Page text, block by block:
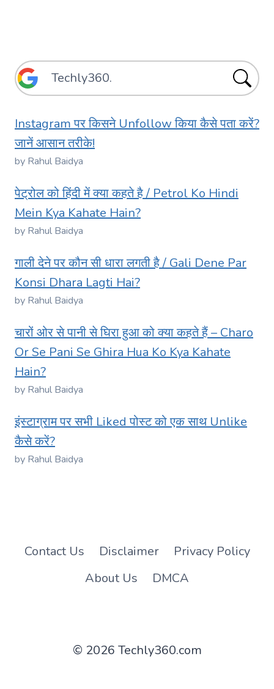
Instagram पर किसने Unfollow किया कैसे पता करें?
जानें आसान तरीके!
by Rahul Baidya
पेट्रोल को हिंदी में क्या कहते है / Petrol Ko Hindi
Mein Kya Kahate Hain?
by Rahul Baidya
गाली देने पर कौन सी धारा लगती है / Gali Dene Par
Konsi Dhara Lagti Hai?
by Rahul Baidya
चारों ओर से पानी से घिरा हुआ को क्या कहते हैं – Charo
Or Se Pani Se Ghira Hua Ko Kya Kahate
Hain?
by Rahul Baidya
इंस्टाग्राम पर सभी Liked पोस्ट को एक साथ Unlike
कैसे करें?
by Rahul Baidya
Contact Us Disclaimer
Privacy Policy
About Us
DMCA
© 2026 Techly360.com